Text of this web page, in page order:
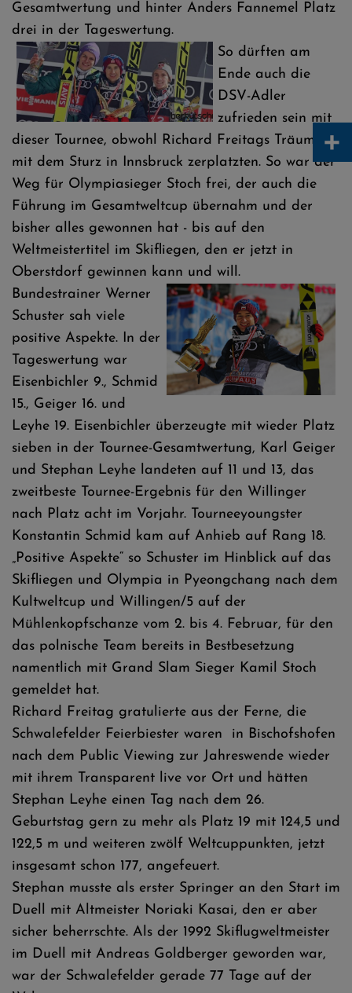
Gesamtwertung und hinter Anders Fannemel Platz
drei in der Tageswertung.
So dürften am
Ende auch die
DSV-Adler
zufrieden sein mit
dieser Tournee, obwohl Richard Freitags Träume
mit dem Sturz in Innsbruck zerplatzten. So war der
Weg für Olympiasieger Stoch frei, der auch die
Führung im Gesamtweltcup übernahm und der
bisher alles gewonnen hat - bis auf den
Weltmeistertitel im Skifliegen, den er jetzt in
Oberstdorf gewinnen kann und will.
Bundestrainer Werner
Schuster sah viele
positive Aspekte. In der
Tageswertung war
Eisenbichler 9., Schmid
15., Geiger 16. und
Leyhe 19. Eisenbichler überzeugte mit wieder Platz
sieben in der Tournee-Gesamtwertung, Karl Geiger
und Stephan Leyhe landeten auf 11 und 13, das
zweitbeste Tournee-Ergebnis für den Willinger
nach Platz acht im Vorjahr. Tourneeyoungster
Konstantin Schmid kam auf Anhieb auf Rang 18.
„Positive Aspekte“ so Schuster im Hinblick auf das
Skifliegen und Olympia in Pyeongchang nach dem
Kultweltcup und Willingen/5 auf der
Mühlenkopfschanze vom 2. bis 4. Februar, für den
das polnische Team bereits in Bestbesetzung
namentlich mit Grand Slam Sieger Kamil Stoch
gemeldet hat.
Richard Freitag gratulierte aus der Ferne, die
Schwalefelder Feierbiester waren in Bischofshofen
nach dem Public Viewing zur Jahreswende wieder
mit ihrem Transparent live vor Ort und hätten
Stephan Leyhe einen Tag nach dem 26.
Geburtstag gern zu mehr als Platz 19 mit 124,5 und
122,5 m und weiteren zwölf Weltcuppunkten, jetzt
insgesamt schon 177, angefeuert.
Stephan musste als erster Springer an den Start im
Duell mit Altmeister Noriaki Kasai, den er aber
sicher beherrschte. Als der 1992 Skiflugweltmeister
im Duell mit Andreas Goldberger geworden war,
war der Schwalefelder gerade 77 Tage auf der
+